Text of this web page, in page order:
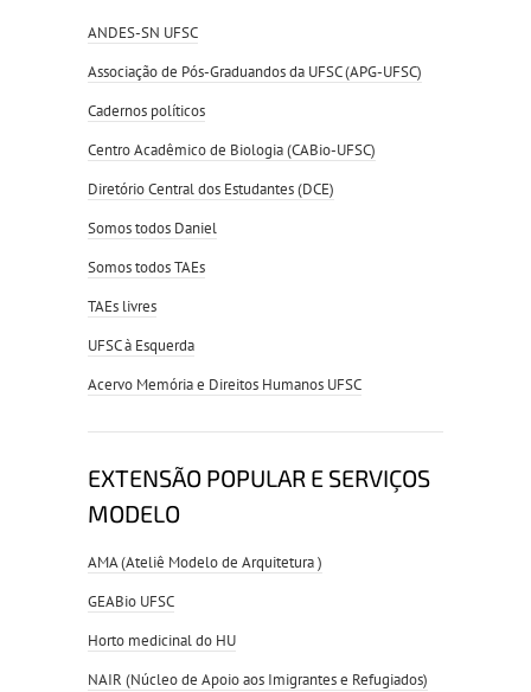
ANDES-SN UFSC
Associação de Pós-Graduandos da UFSC (APG-UFSC)
Cadernos políticos
Centro Acadêmico de Biologia (CABio-UFSC)
Diretório Central dos Estudantes (DCE)
Somos todos Daniel
Somos todos TAEs
TAEs livres
UFSC à Esquerda
Acervo Memória e Direitos Humanos UFSC
EXTENSÃO POPULAR E SERVIÇOS
MODELO
AMA (Ateliê Modelo de Arquitetura )
GEABio UFSC
Horto medicinal do HU
NAIR (Núcleo de Apoio aos Imigrantes e Refugiados)